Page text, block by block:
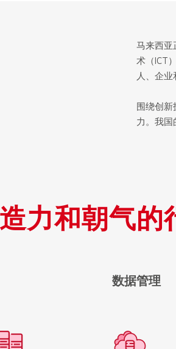
马来西亚
术（ICT
人、企
围绕创新
力。我国
力和朝气的
数据管理